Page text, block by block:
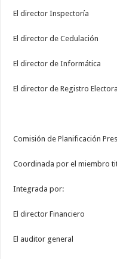
El director Inspectoría
El director de Cedulación
El director de Informática
El director de Registro Electoral
Comisión de Planificación
Coordinada por el miembro
Integrada por:
El director Financiero
El auditor general